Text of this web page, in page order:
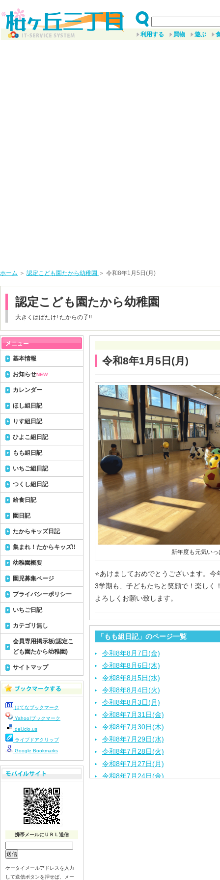
利用する 買物 遊ぶ
ホーム ＞ 認定こども園たから幼稚園 ＞ 令和8年1月5日(月)
認定こども園たから幼稚園
大きくはばたけ! たからの子!!
令和8年1月5日(月)
新年度も元気い
⭐️あけましておめでとうございます。
3学期も、子どもたちと笑顔で！楽しく
よろしくお願い致します。
「もも組日記」のページ一覧
令和8年8月7日(金)
令和8年8月6日(木)
令和8年8月5日(水)
令和8年8月4日(火)
令和8年8月3日(月)
令和8年7月31日(金)
令和8年7月30日(木)
令和8年7月29日(水)
令和8年7月28日(火)
令和8年7月27日(月)
令和8年7月24日(金)
基本情報
お知らせNEW
カレンダー
ほし組日記
りす組日記
ひよこ組日記
もも組日記
いちご組日記
つくし組日記
給食日記
園日記
たからキッズ日記
集まれ！たからキッズ!!
幼稚園概要
園児募集ページ
プライバシーポリシー
いちご日記
カテゴリ無し
会員専用掲示板(認定こ
ども園たから幼稚園)
サイトマップ
はてなブックマーク
Yahoo!ブックマーク
del.icio.us
ライブドアクリップ
Google Bookmarks
携帯メールにＵＲＬ送信
ケータイメールアドレスを入力
して送信ボタンを押せば、メー